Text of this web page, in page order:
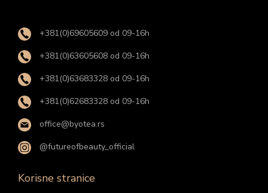
+381(0)69605609 od 09-16h
+381(0)63605608 od 09-16h
+381(0)63683328 od 09-16h
+381(0)62683328 od 09-16h
office@byotea.rs
@futureofbeauty_official
Korisne stranice